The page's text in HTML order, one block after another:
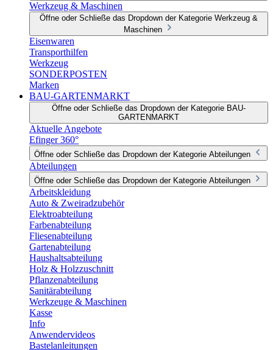
Werkzeug & Maschinen
Öffne oder Schließe das Dropdown der Kategorie Werkzeug &
Maschinen
Eisenwaren
Transporthilfen
Werkzeug
SONDERPOSTEN
Marken
BAU-GARTENMARKT
Öffne oder Schließe das Dropdown der Kategorie BAU-
GARTENMARKT
Aktuelle Angebote
Efinger 360°
Öffne oder Schließe das Dropdown der Kategorie Abteilungen
Abteilungen
Öffne oder Schließe das Dropdown der Kategorie Abteilungen
Arbeitskleidung
Auto & Zweiradzubehör
Elektroabteilung
Farbenabteilung
Fliesenabteilung
Gartenabteilung
Haushaltsabteilung
Holz & Holzzuschnitt
Pflanzenabteilung
Sanitärabteilung
Werkzeuge & Maschinen
Kasse
Info
Anwendervideos
Bastelanleitungen